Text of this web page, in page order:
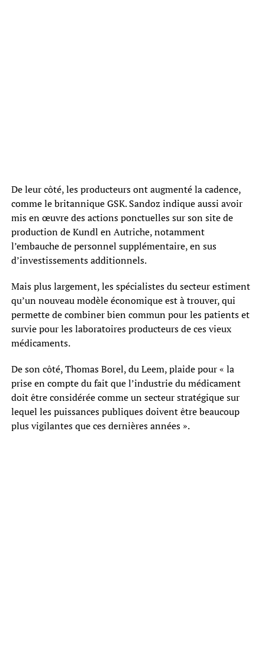
De leur côté, les producteurs ont augmenté la cadence,
comme le britannique GSK. Sandoz indique aussi avoir
mis en œuvre des actions ponctuelles sur son site de
production de Kundl en Autriche, notamment
l’embauche de personnel supplémentaire, en sus
d’investissements additionnels.
Mais plus largement, les spécialistes du secteur estiment
qu’un nouveau modèle économique est à trouver, qui
permette de combiner bien commun pour les patients et
survie pour les laboratoires producteurs de ces vieux
médicaments.
De son côté, Thomas Borel, du Leem, plaide pour « la
prise en compte du fait que l’industrie du médicament
doit être considérée comme un secteur stratégique sur
lequel les puissances publiques doivent être beaucoup
plus vigilantes que ces dernières années ».